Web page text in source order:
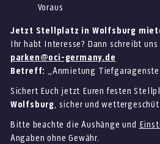
Voraus
Jetzt Stellplatz in Wolfsburg
Ihr habt Interesse? Dann schreibt
parken@oci-germany.de
Betreff: „Anmietung
Sichert Euch jetzt Euren festen
Wolfsburg, sicher und
Bitte beachte die Aushänge und
Angaben ohne Gewähr.